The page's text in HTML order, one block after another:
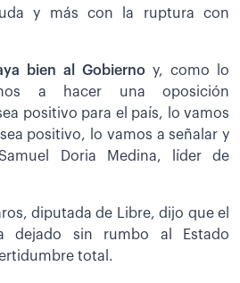
y más con la ruptura con
bien al Gobierno y, como lo
a hacer una oposición
positivo para el país, lo vamos
positivo, lo vamos a señalar y
Doria Medina, líder de
diputada de Libre, dijo que el
dejado sin rumbo al Estado
total.